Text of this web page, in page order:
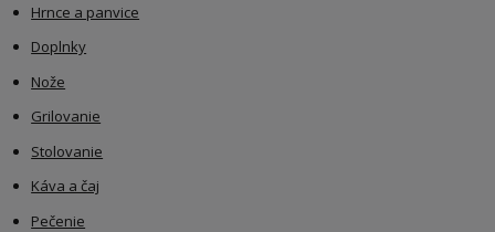
Hrnce a panvice
Doplnky
Nože
Grilovanie
Stolovanie
Káva a čaj
Pečenie